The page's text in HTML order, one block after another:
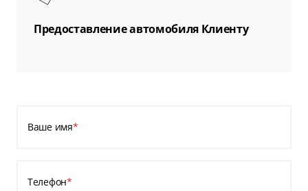
Предоставление автомобиля Клиенту
Ваше имя*
Телефон*